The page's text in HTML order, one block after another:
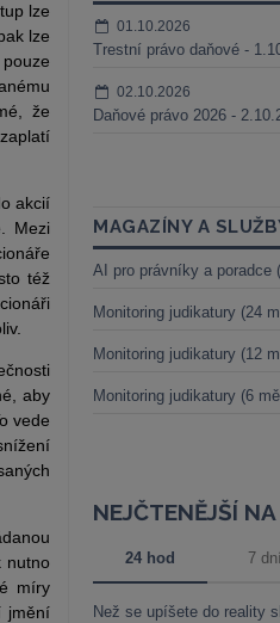
lze
lze
že
akcií
Mezi
též
aby
vede
nutno
míry
jmění
01.10.2026
Trestní právo daňové -
02.10.2026
Daňové právo 2026 -
MAGAZÍNY A
AI pro právníky a poradce
Monitoring judikatury (24
Monitoring judikatury (12
Monitoring judikatury (6
NEJČTENĚJŠÍ
24 hod 7 dní
Než se upíšete do reality